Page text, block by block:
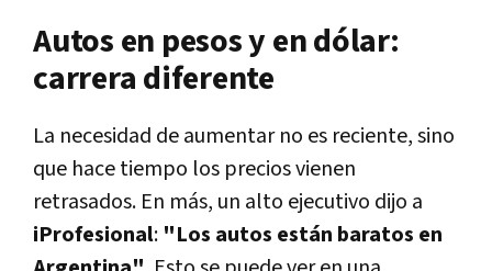
Autos en pesos y en dólar:
carrera diferente
La necesidad de aumentar no es reciente, sino
que hace tiempo los precios vienen
retrasados. En más, un alto ejecutivo dijo a
iProfesional: "Los autos están baratos en